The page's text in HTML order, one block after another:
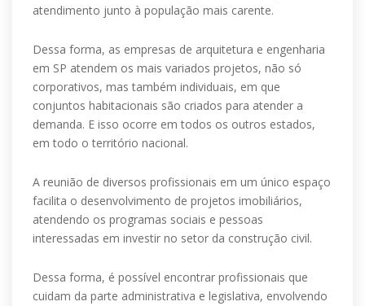
atendimento junto à população mais carente.
Dessa forma, as empresas de arquitetura e engenharia
em SP atendem os mais variados projetos, não só
corporativos, mas também individuais, em que
conjuntos habitacionais são criados para atender a
demanda. E isso ocorre em todos os outros estados,
em todo o território nacional.
A reunião de diversos profissionais em um único espaço
facilita o desenvolvimento de projetos imobiliários,
atendendo os programas sociais e pessoas
interessadas em investir no setor da construção civil.
Dessa forma, é possível encontrar profissionais que
cuidam da parte administrativa e legislativa, envolvendo